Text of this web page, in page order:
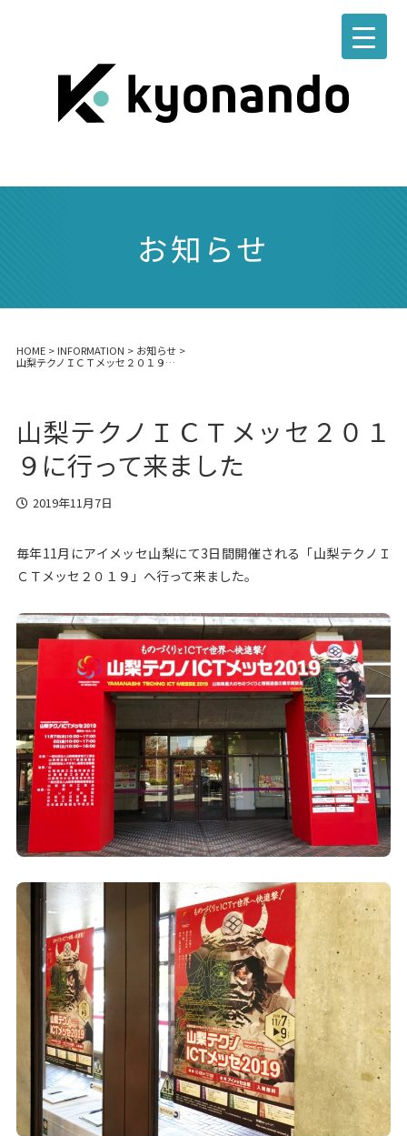
お知らせ
HOME> INFORMATION > お知らせ>
山梨テクノＩＣＴメッセ２０１９に行って来ました
山梨テクノＩＣＴメッセ２０１
９に行って来ました
2019年11月7日
毎年11月にアイメッセ山梨にて3日間開催される「山梨テクノＩ
ＣＴメッセ２０１９」へ行って来ました。